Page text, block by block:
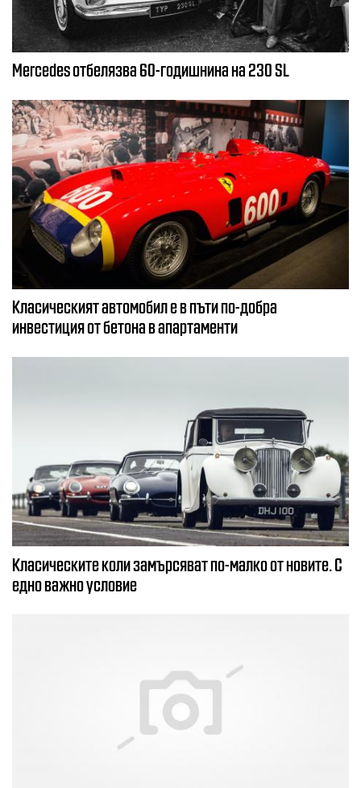
Mercedes отбелязва 60-годишнина на 230 SL
Класическият автомобил е в пъти по-добра
инвестиция от бетона в апартаменти
Класическите коли замърсяват по-малко от новите. С
едно важно условие